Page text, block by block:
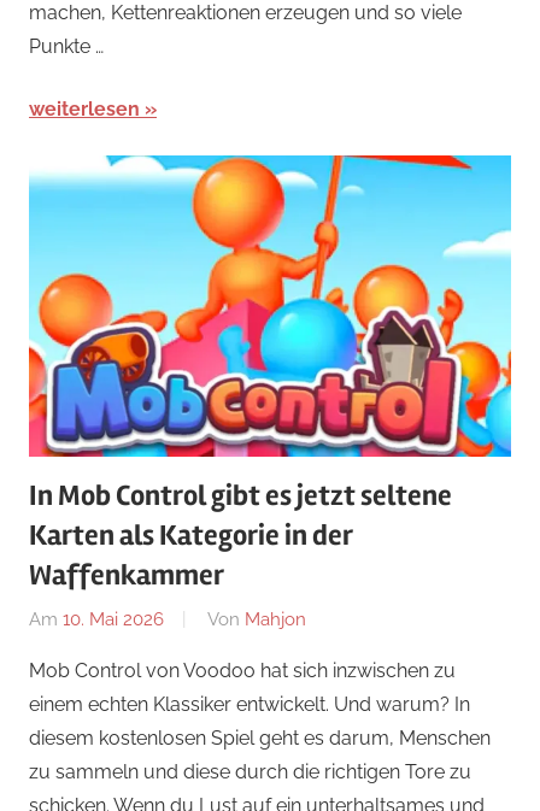
machen, Kettenreaktionen erzeugen und so viele
Punkte …
weiterlesen
In Mob Control gibt es jetzt seltene
Karten als Kategorie in der
Waffenkammer
Am 10. Mai 2026 Von Mahjon
Spiele,
Arcade-
Spiele ,
Arcade-
Mob Control von Voodoo hat sich inzwischen zu
einem echten Klassiker entwickelt. Und warum? In
diesem kostenlosen Spiel geht es darum, Menschen
zu sammeln und diese durch die richtigen Tore zu
schicken. Wenn du Lust auf ein unterhaltsames und